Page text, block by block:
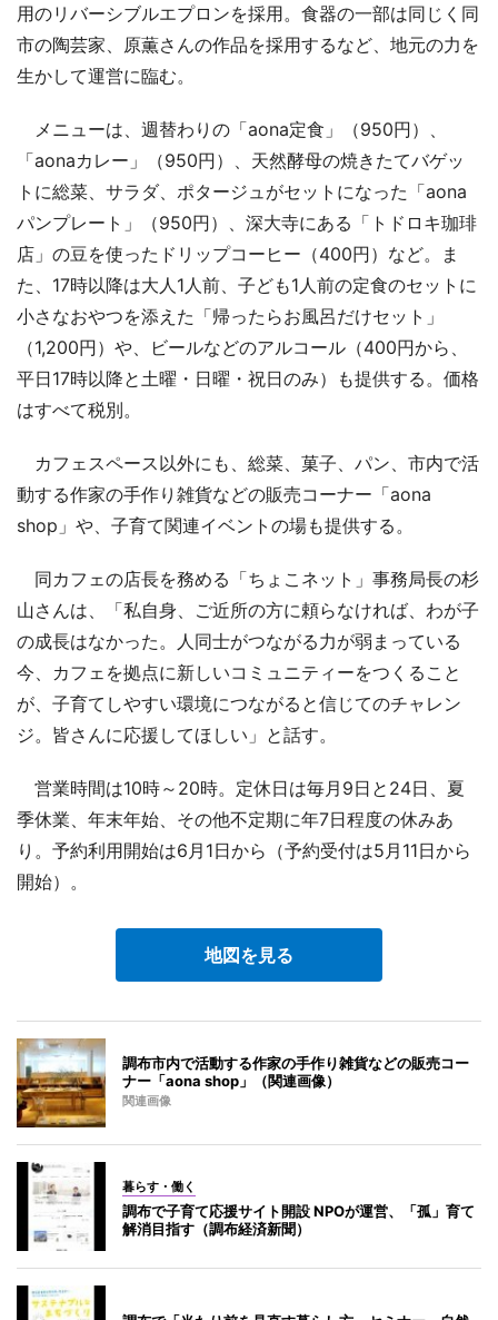
用のリバーシブルエプロンを採用。食器の一部は同じく同
市の陶芸家、原薫さんの作品を採用するなど、地元の力を
生かして運営に臨む。
メニューは、週替わりの「aona定食」（950円）、
「aonaカレー」（950円）、天然酵母の焼きたてバゲッ
トに総菜、サラダ、ポタージュがセットになった「aona
パンプレート」（950円）、深大寺にある「トドロキ珈琲
店」の豆を使ったドリップコーヒー（400円）など。ま
た、17時以降は大人1人前、子ども1人前の定食のセットに
小さなおやつを添えた「帰ったらお風呂だけセット」
（1,200円）や、ビールなどのアルコール（400円から、
平日17時以降と土曜・日曜・祝日のみ）も提供する。価格
はすべて税別。
カフェスペース以外にも、総菜、菓子、パン、市内で活
動する作家の手作り雑貨などの販売コーナー「aona
shop」や、子育て関連イベントの場も提供する。
同カフェの店長を務める「ちょこネット」事務局長の杉
山さんは、「私自身、ご近所の方に頼らなければ、わが子
の成長はなかった。人同士がつながる力が弱まっている
今、カフェを拠点に新しいコミュニティーをつくること
が、子育てしやすい環境につながると信じてのチャレン
ジ。皆さんに応援してほしい」と話す。
営業時間は10時～20時。定休日は毎月9日と24日、夏
季休業、年末年始、その他不定期に年7日程度の休みあ
り。予約利用開始は6月1日から（予約受付は5月11日から
開始）。
地図を見る
調布市内で活動する作家の手作り雑貨などの販売コー
ナー「aona shop」（関連画像）
関連画像
暮らす・働く
調布で子育て応援サイト開設 NPOが運営、「孤」育て
解消目指す（調布経済新聞）